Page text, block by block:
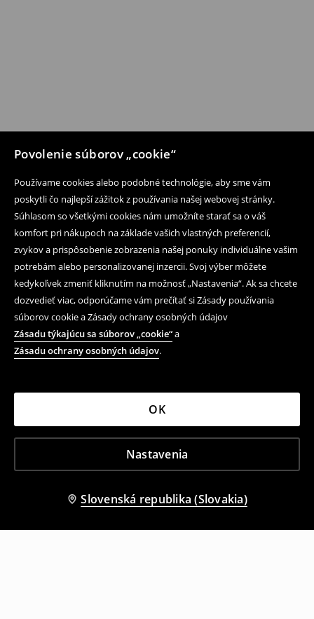
Povolenie súborov „cookie“
Používame cookies alebo podobné technológie, aby sme vám
poskytli čo najlepší zážitok z používania našej webovej stránky.
Súhlasom so všetkými cookies nám umožníte starať sa o váš
komfort pri nákupoch na základe vašich vlastných preferencií,
zvykov a prispôsobenie zobrazenia našej ponuky individuálne vašim
potrebám alebo personalizovanej inzercii. Svoj výber môžete
kedykoľvek zmeniť kliknutím na možnosť „Nastavenia“. Ak sa chcete
dozvedieť viac, odporúčame vám prečítať si Zásady používania
súborov cookie a Zásady ochrany osobných údajov
Zásadu týkajúcu sa súborov „cookie“a
Zásadu ochrany osobných údajov.
Nastavenia
OK
Slovenská republika (Slovakia)